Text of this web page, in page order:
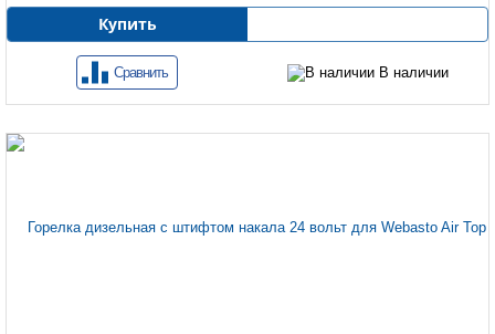
Купить
Сравнить В наличии